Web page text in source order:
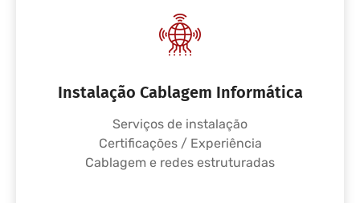
Instalação Cablagem Informática
Serviços de instalação
Certificações / Experiência
Cablagem e redes estruturadas